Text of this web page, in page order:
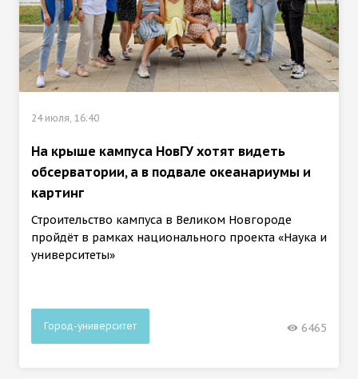
24 июля, 16:40
На крыше кампуса НовГУ хотят видеть
обсерватории, а в подвале океанариумы и
картинг
Строительство кампуса в Великом Новгороде
пройдёт в рамках национального проекта «Наука и
университеты»
Город-университет 6465